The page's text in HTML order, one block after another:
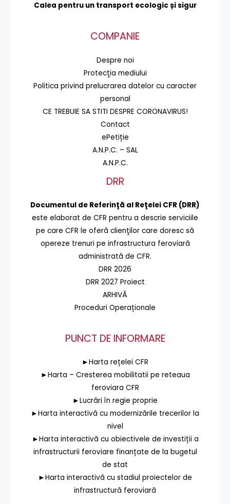
Calea pentru un transport ecologic și sigur
COMPANIE
Despre noi
Protecţia mediului
Politica privind prelucrarea datelor cu caracter
personal
CE TREBUIE SA STITI DESPRE CORONAVIRUS!
Contact
ePetiție
A.N.P.C. – SAL
A.N.P.C.
DRR
Documentul de Referinţă al Reţelei CFR (DRR)
este elaborat de CFR pentru a descrie serviciile
pe care CFR le oferă clienţilor care doresc să
opereze trenuri pe infrastructura feroviară
administrată de CFR.
DRR 2026
DRR 2027 Proiect
ARHIVĂ
Proceduri Operaționale
PUNCT DE INFORMARE
►Harta rețelei CFR
►Harta – Cresterea mobilitatii pe reteaua
feroviara CFR
►Lucrări în regie proprie
►Harta interactivă cu modernizările trecerilor la
nivel
►Harta interactivă cu obiectivele de investiții a
infrastructurii feroviare finanțate de la bugetul
de stat
►Harta interactivă cu stadiul proiectelor de
infrastructură feroviară